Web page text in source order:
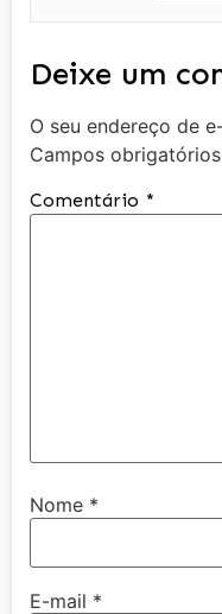
Deixe um
O seu endereço de
Campos
Comentário *
Nome *
E-mail *